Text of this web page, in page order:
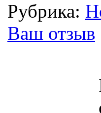
Рубрика:
Ваш отзыв